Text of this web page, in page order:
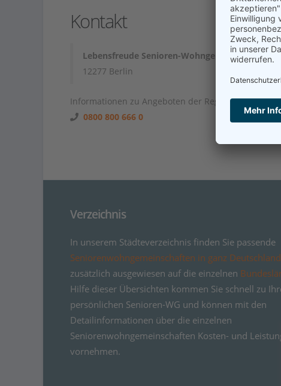
Kontakt
Lebensfreude Senioren-Wohngemeinschaft
12277 Berlin
Informationen zu Angeboten der Region unter
0800 800 666 0
Verzeichnis
In unserem Städteverzeichnis finden Sie passende
Seniorenwohngemeinschaften in ganz Deutschland
zusätzlich ausgewiesen auf die einzelnen
Hilfe dieser Übersichten kommen Sie schnell zu
persönlichen Senioren-WG und können mit den
Detailinformationen über die einzelnen
Seniorenwohngemeinschaften Kosten- und
vornehmen.